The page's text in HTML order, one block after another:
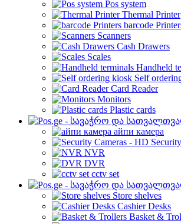
Pos system
Thermal Printer
barcode
Scanners
Cash Drawers
Scales
Handheld
Self
Card Reader
Monitors
Plastic cards
айпи камера
NVR
DVR
cctv set
Store shelves
Cashier Desks
Basket &